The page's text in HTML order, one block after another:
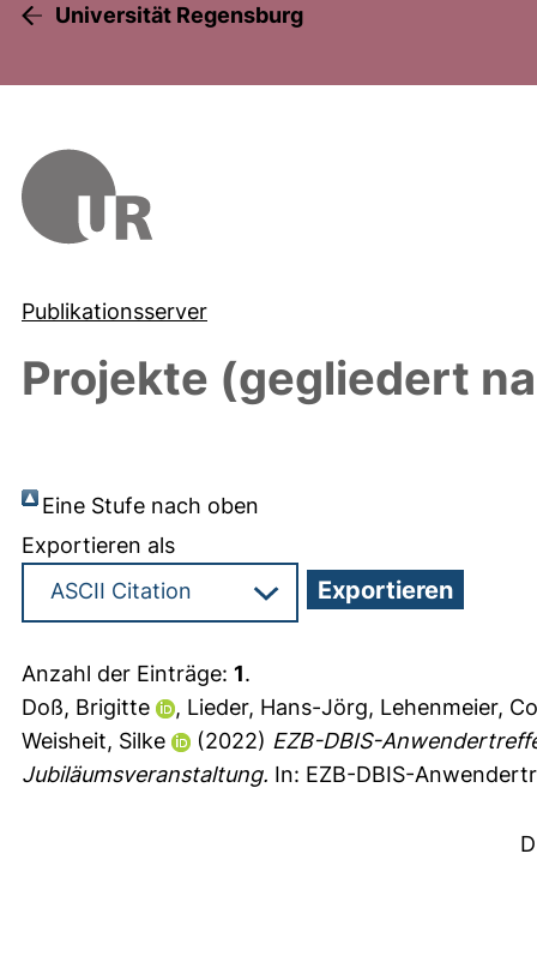
Universität Regensburg
Publikationsserver
Projekte (gegliedert
Eine Stufe nach oben
Exportieren als
Anzahl der Einträge: 1.
Doß, Brigitte
, Lieder, Hans-Jörg, Lehenmeier,
Weisheit, Silke
(2022) EZB-DBIS-
Jubiläumsveranstaltung. In: EZB-DBIS-